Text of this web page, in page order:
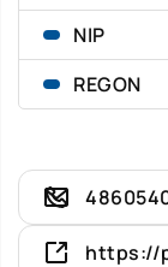
NIP
REGON
https://